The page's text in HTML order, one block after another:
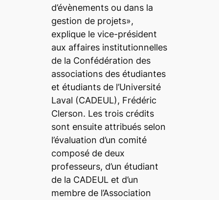
d’évènements ou dans la
gestion de projets»,
explique le vice-président
aux affaires institutionnelles
de la Confédération des
associations des étudiantes
et étudiants de l’Université
Laval (CADEUL), Frédéric
Clerson. Les trois crédits
sont ensuite attribués selon
l’évaluation d’un comité
composé de deux
professeurs, d’un étudiant
de la CADEUL et d’un
membre de l’Association